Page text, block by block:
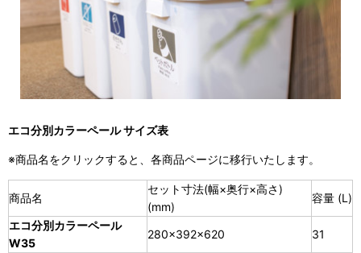
エコ分別カラーペール サイズ表
※商品名をクリックすると、各商品ページに移行いたします。
商品名
セット寸法(幅×奥行×高さ)
(mm)
容量 (L)
エコ分別カラーペール
W35
280×392×620
31